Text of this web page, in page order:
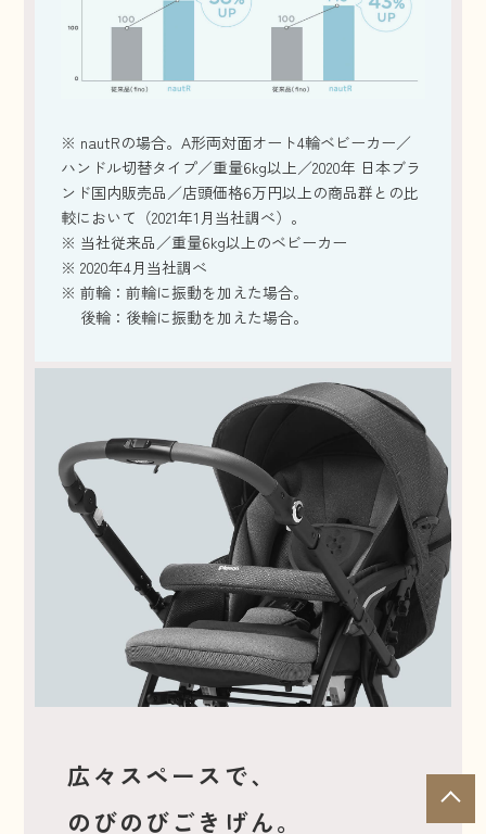
※ nautRの場合。A形両対面オート4輪ベビーカー／
ハンドル切替タイプ／重量6kg以上／2020年 日本ブラ
ンド国内販売品／店頭価格6万円以上の商品群との比
較において（2021年1月当社調べ）。
※ 当社従来品／重量6kg以上のベビーカー
※ 2020年4月当社調べ
※ 前輪：前輪に振動を加えた場合。
後輪：後輪に振動を加えた場合。
広々スペースで、
のびのびごきげん。